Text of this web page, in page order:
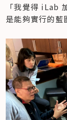
「我覺得 iLab
是能夠實行的藍